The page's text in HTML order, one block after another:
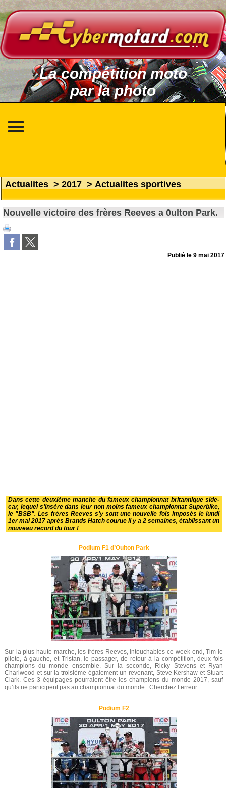
La compétition moto
par la photo
Actualites > 2017 > Actualites sportives
Nouvelle victoire des frères Reeves a 0ulton Park.
Publié le9 mai 2017
Dans cette deuxième manche du fameux championnat britannique side-
car, lequel s’insère dans leur non moins fameux championnat Superbike,
le "BSB". Les frères Reeves s’y sont une nouvelle fois imposés le lundi
1er mai 2017 après Brands Hatch courue il y a 2 semaines, établissant un
nouveau record du tour !
Podium F1 d’Oulton Park
Sur la plus haute marche, les frères Reeves, intouchables ce week-end, Tim le
pilote, à gauche, et Tristan, le passager, de retour à la compétition, deux fois
champions du monde ensemble. Sur la seconde, Ricky Stevens et Ryan
Charlwood et sur la troisième également un revenant, Steve Kershaw et Stuart
Clark. Ces 3 équipages pourraient être les champions du monde 2017, sauf
qu’ils ne participent pas au championnat du monde...Cherchez l’erreur.
Podium F2